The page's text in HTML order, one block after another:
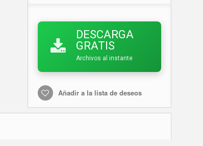
DESCARGA
GRATIS
Archivos al instante
Añadir a la lista de deseos